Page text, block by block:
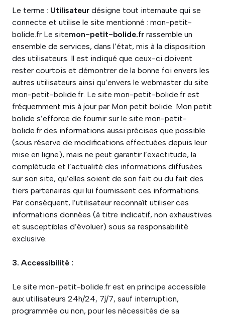
Le terme : Utilisateur désigne tout internaute qui se
connecte et utilise le site mentionné : mon-petit-
bolide.fr Le sitemon-petit-bolide.fr rassemble un
ensemble de services, dans l’état, mis à la disposition
des utilisateurs. Il est indiqué que ceux-ci doivent
rester courtois et démontrer de la bonne foi envers les
autres utilisateurs ainsi qu’envers le webmaster du site
mon-petit-bolide.fr. Le site mon-petit-bolide.fr est
fréquemment mis à jour par Mon petit bolide. Mon petit
bolide s’efforce de fournir sur le site mon-petit-
bolide.fr des informations aussi précises que possible
(sous réserve de modifications effectuées depuis leur
mise en ligne), mais ne peut garantir l’exactitude, la
complétude et l’actualité des informations diffusées
sur son site, qu’elles soient de son fait ou du fait des
tiers partenaires qui lui fournissent ces informations.
Par conséquent, l’utilisateur reconnaît utiliser ces
informations données (à titre indicatif, non exhaustives
et susceptibles d’évoluer) sous sa responsabilité
exclusive.
3. Accessibilité :
Le site mon-petit-bolide.fr est en principe accessible
aux utilisateurs 24h/24, 7j/7, sauf interruption,
programmée ou non, pour les nécessités de sa